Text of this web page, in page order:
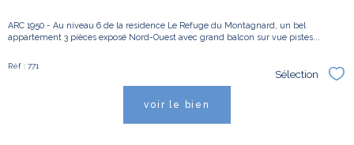
ARC 1950 - Au niveau 6 de la residence Le Refuge du Montagnard, un bel
appartement 3 pièces exposé Nord-Ouest avec grand balcon sur vue pistes...
Réf : 771
Sélection
voir le bien